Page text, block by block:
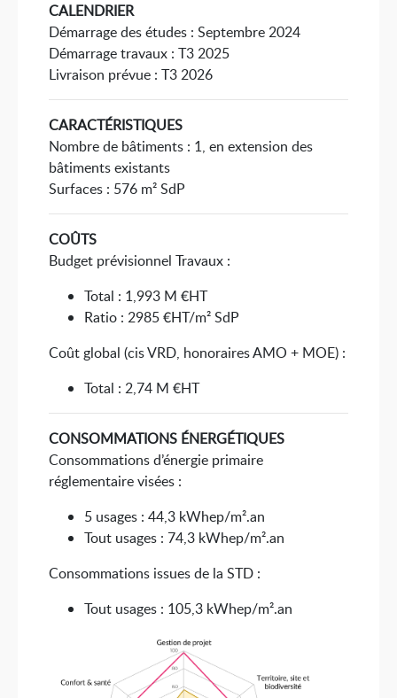
CALENDRIER
Démarrage des études : Septembre 2024
Démarrage travaux : T3 2025
Livraison prévue : T3 2026
CARACTÉRISTIQUES
Nombre de bâtiments : 1, en extension des
bâtiments existants
Surfaces : 576 m² SdP
COÛTS
Budget prévisionnel Travaux :
Total : 1,993 M €HT
Ratio : 2985 €HT/m² SdP
Coût global (cis VRD, honoraires AMO + MOE) :
Total : 2,74 M €HT
CONSOMMATIONS ÉNERGÉTIQUES
Consommations d’énergie primaire
réglementaire visées :
5 usages : 44,3 kWhep/m².an
Tout usages : 74,3 kWhep/m².an
Consommations issues de la STD :
Tout usages : 105,3 kWhep/m².an